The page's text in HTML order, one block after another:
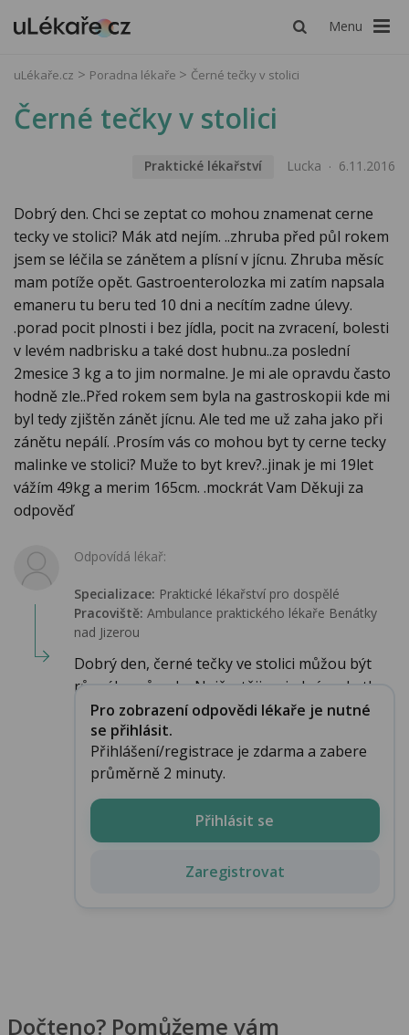
Menu
uLékaře.cz Poradna lékaře Černé tečky v stolici
Černé tečky v stolici
Praktické lékařství Lucka 6.11.2016
Dobrý den. Chci se zeptat co mohou znamenat cerne
tecky ve stolici? Mák atd nejím. ..zhruba před půl rokem
jsem se léčila se zánětem a plísní v jícnu. Zhruba měsíc
mam potíže opět. Gastroenterolozka mi zatím napsala
emaneru tu beru ted 10 dni a necítím zadne úlevy.
.porad pocit plnosti i bez jídla, pocit na zvracení, bolesti
v levém nadbrisku a také dost hubnu..za poslední
2mesice 3 kg a to jim normalne. Je mi ale opravdu často
hodně zle..Před rokem sem byla na gastroskopii kde mi
byl tedy zjištěn zánět jícnu. Ale ted me už zaha jako při
zánětu nepálí. .Prosím vás co mohou byt ty cerne tecky
malinke ve stolici? Muže to byt krev?..jinak je mi 19let
vážím 49kg a merim 165cm. .mockrát Vam Děkuji za
odpověď
Odpovídá lékař:
Specializace: Praktické lékařství pro dospělé
Pracoviště: Ambulance praktického lékaře Benátky
nad Jizerou
Dobrý den, černé tečky ve stolici můžou být
různého původu. Nejčastěji se jedná o zbytk...
Pro zobrazení odpovědi lékaře je nutné
se přihlásit.
Přihlášení/registrace je zdarma a zabere
průměrně 2 minuty.
Přihlásit se
Zaregistrovat
Dočteno? Pomůžeme vám